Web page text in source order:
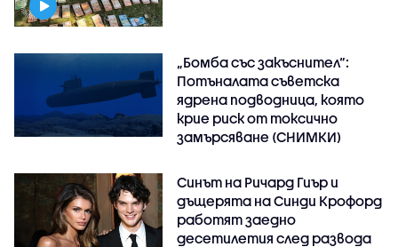
„Бомба със закъснител“:
Потъналата съветска
ядрена подводница, която
крие риск от токсично
замърсяване (СНИМКИ)
Синът на Ричард Гиър и
дъщерята на Синди Крофорд
работят заедно
десетилетия след развода